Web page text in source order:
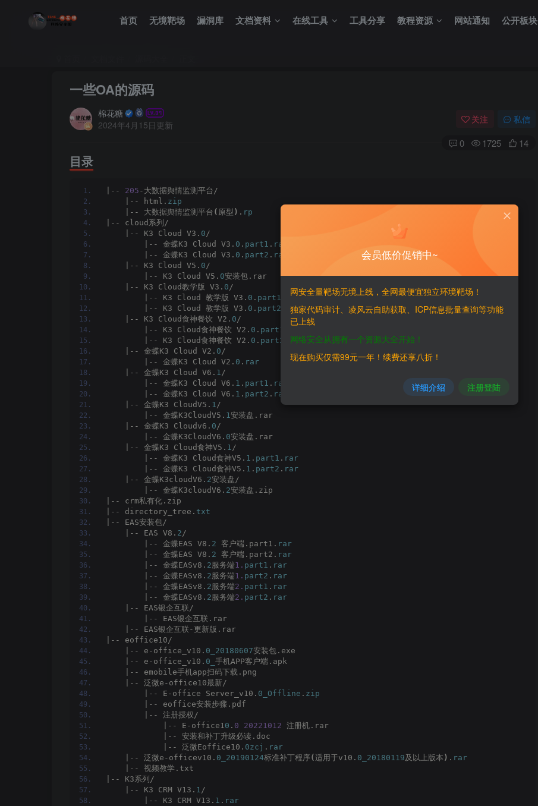
首页 无境靶场 漏洞库 文档资料 在线工具 工具分享 教程资源 网站通知 公开板块
一些OA的源码
棉花糖
2024年4月15日更新
关注 私信
0 1725 14
目录
|-- 205 -大数据舆情监测平台/
    |-- html.
zip
    |-- 大数据舆情监测平台
( 原型 ) . rp
|-- cloud系列/
    |-- K3 Cloud V3.
0 /
        |-- 金蝶K3 Cloud V3.
0 . part1 . rar
        |-- 金蝶K3 Cloud V3.
0 . part2 . rar
    |-- K3 Cloud V5.
0 /
        |-- K3 Cloud V5.
0安装包.rar
    |-- K3 Cloud教学版 V3.
0 /
        |-- K3 Cloud 教学版 V3.
0 . part1
rar
        |-- K3 Cloud 教学版 V3.
0 . part2
rar
    |-- K3 Cloud食神餐饮 V2.
0 /
        |-- K3 Cloud食神餐饮 V2.
0 . part1
        |-- K3 Cloud食神餐饮 V2.
0 . part2
rar
    |-- 金蝶K3 Cloud V2.
0 /
        |-- 金蝶K3 Cloud V2.
0 . rar
    |-- 金蝶K3 Cloud V6.
1 /
        |-- 金蝶K3 Cloud V6.
1 . part1 . rar
        |-- 金蝶K3 Cloud V6.
1 . part2 . rar
    |-- 金蝶K3 CloudV5.
1 /
        |-- 金蝶K3CloudV5.
1安装盘.rar
    |-- 金蝶K3 Cloudv6.
0 /
        |-- 金蝶K3CloudV6.
0安装盘.rar
    |-- 金蝶K3 Cloud食神V5.
1 /
        |-- 金蝶K3 Cloud食神V5.
1 . part1 . rar
        |-- 金蝶K3 Cloud食神V5.
1 . part2 . rar
    |-- 金蝶K3cloudV6.
2安装盘/
        |-- 金蝶K3cloudV6.
2安装盘.zip
|-- crm私有化.zip
|-- directory_tree. txt
|-- EAS安装包/
    |-- EAS V8.
2 /
        |-- 金蝶EAS V8.
2 客户端.part1. rar
        |-- 金蝶EAS V8.
2 客户端.part2. rar
        |-- 金蝶EASv8.
2服务端1. part1 . rar
        |-- 金蝶EASv8.
2服务端1. part2 . rar
        |-- 金蝶EASv8.
2服务端2. part1 . rar
        |-- 金蝶EASv8.
2服务端2. part2 . rar
    |-- EAS银企互联/
        |-- EAS银企互联.rar
    |-- EAS银企互联-更新版.rar
|-- eoffice10/
    |-- e-office_v10.
0_20180607安装包.exe
    |-- e-office_v10.
0_ 手机APP客户端.apk
    |-- emobile手机app扫码下载.png
    |-- 泛微e-office10最新/
        |-- E-office Server_v10.
0_Offline . zip
        |-- eoffice安装步骤.pdf
        |-- 注册授权/
            |-- E-office1
0 . 0 20221012 注册机.rar
            |-- 安装和补丁升级必读.doc
            |-- 泛微Eoffice10.
0zcj . rar
    |-- 泛微e-officev10.
0_20190124标准补丁程序( 适用于v10. 0_20180119及以上版本 ) . rar
    |-- 视频教学.txt
|-- K3系列/
    |-- K3 CRM V13.
1 /
        |-- K3 CRM V13.
1 . rar
会员低价促销中~
网安全量靶场无境上线，全网最便宜独立环境靶场！
独家代码审计、凌风云自助获取、ICP信息批量查询等功能
已上线
网络安全从拥有一个资源大全开始！
现在购买仅需99元一年！续费还享八折！
详细介绍 注册登陆